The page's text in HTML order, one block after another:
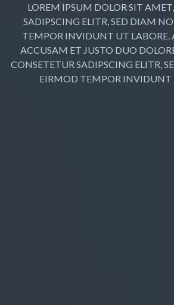
LOREM IPSUM DOLOR SIT
SADIPSCING ELITR, SED DIAM
TEMPOR INVIDUNT UT LABORE.
ACCUSAM ET JUSTO DUO
CONSETETUR SADIPSCING ELITR,
EIRMOD TEMPOR INVIDUNT